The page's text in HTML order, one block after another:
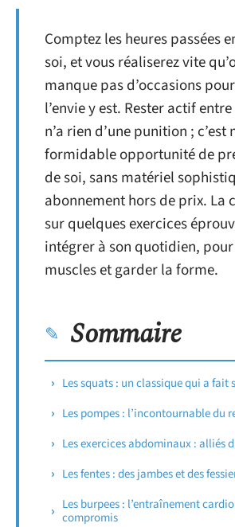
Comptez les heures passées
soi, et vous réaliserez vite
manque pas d’occasions
l’envie y est. Rester actif
n’a rien d’une punition ; c’est
formidable opportunité de
de soi, sans matériel
abonnement hors de prix. La
sur quelques exercices
intégrer à son quotidien,
muscles et garder la forme.
Sommaire
Les squats : un classique qui a fait
Les pompes : l’incontournable du
Les exercices abdominaux : alliés
Les fentes : des jambes et des
Les burpees : l’entraînement
compromis